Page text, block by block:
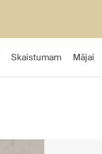
Skaistumam Mājai